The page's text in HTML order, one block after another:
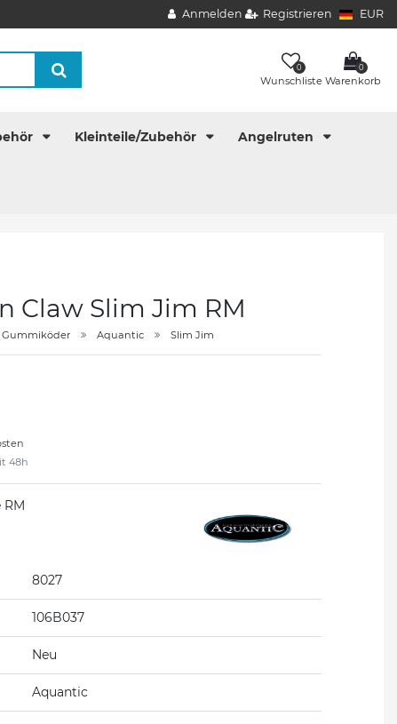
Anmelden Registrieren EUR
0
Wunschliste
0
Warenkorb
Kleinteile/Zubehör Angelruten
Claw Slim Jim RM
Gummiköder Aquantic Slim Jim
48h
8027
106B037
Neu
Aquantic